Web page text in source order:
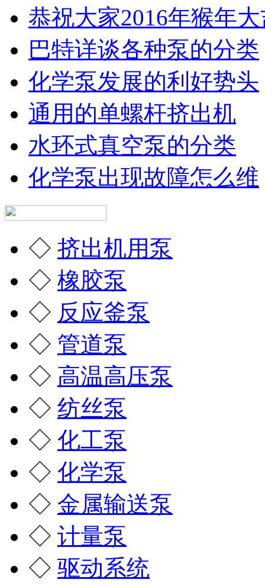
恭祝大家2016年猴年
巴特详谈各种泵的分类
化学泵发展的利好势头
通用的单螺杆挤出机
水环式真空泵的分类
化学泵出现故障怎么维
◇ 挤出机用泵
◇ 橡胶泵
◇ 反应釜泵
◇ 管道泵
◇ 高温高压泵
◇ 纺丝泵
◇ 化工泵
◇ 化学泵
◇ 金属输送泵
◇ 计量泵
◇ 驱动系统